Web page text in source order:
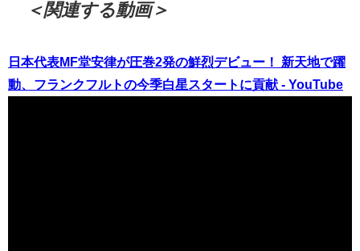
＜関連する動画＞
日本代表MF堂安律が圧巻2発の鮮烈デビュー！ 新天地で躍
動、フランクフルトの今季白星スタートに貢献 - YouTube